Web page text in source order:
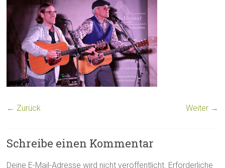
← Zurück Weiter →
Schreibe einen Kommentar
Deine E-Mail-Adresse wird nicht veröffentlicht. Erforderliche